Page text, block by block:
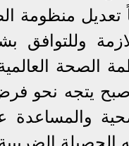
تعديل منظومة
الصحة
أصبح يتجه نحو
والمساعدة